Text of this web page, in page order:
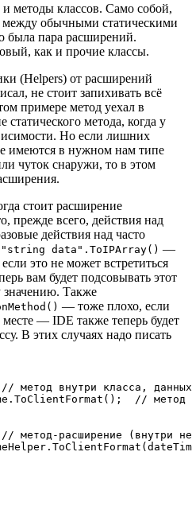
методы классов. Само собой,
обычными статическими
была пара расширений.
как и прочие классы.
(Helpers) от расширений
не стоит запихивать всё
примере метод уехал в
метода, когда у
Но если лишних
имеются в нужном нам типе
чуток снаружи, то в этом
стоит расширение
прежде всего, действия над
действия над часто
"string data".ToIPArray() —
это не может встретиться
вам будет подсовывать этот
значению. Также
— тоже плохо, если
месте — IDE также теперь будет
В этих случаях надо писать
внутри класса, данных,
// метод
расширение (внутри